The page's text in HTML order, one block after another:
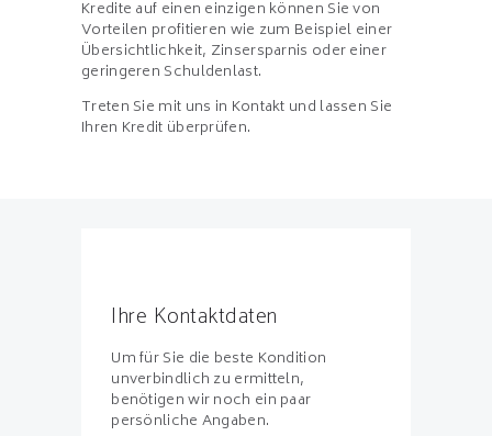
Kredite auf einen einzigen können Sie von
Vorteilen profitieren wie zum Beispiel einer
Übersichtlichkeit, Zinsersparnis oder einer
geringeren Schuldenlast.
Treten Sie mit uns in Kontakt und lassen Sie
Ihren Kredit überprüfen.
Ihre Kontaktdaten
Um für Sie die beste Kondition
unverbindlich zu ermitteln,
benötigen wir noch ein paar
persönliche Angaben.